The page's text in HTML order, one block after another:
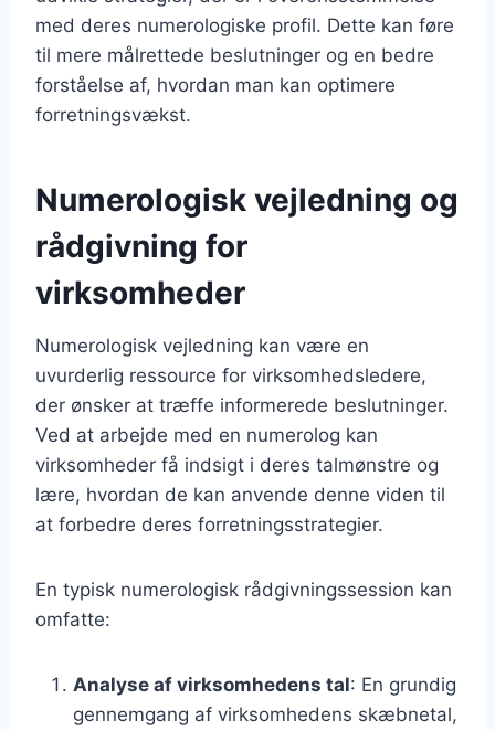
med deres numerologiske profil. Dette kan føre
til mere målrettede beslutninger og en bedre
forståelse af, hvordan man kan optimere
forretningsvækst.
Numerologisk vejledning og
rådgivning for
virksomheder
Numerologisk vejledning kan være en
uvurderlig ressource for virksomhedsledere,
der ønsker at træffe informerede beslutninger.
Ved at arbejde med en numerolog kan
virksomheder få indsigt i deres talmønstre og
lære, hvordan de kan anvende denne viden til
at forbedre deres forretningsstrategier.
En typisk numerologisk rådgivningssession kan
omfatte:
Analyse af virksomhedens tal: En grundig
gennemgang af virksomhedens skæbnetal,